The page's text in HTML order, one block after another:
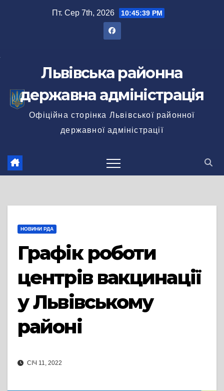
Пт. Сер 7th, 2026 10:45:40 PM
Львівська районна
державна адміністрація
Офіційна сторінка Львівської районної
державної адміністрації
НОВИНИ РДА
Графік роботи
центрів вакцинації
у Львівському
районі
СІЧ 11, 2022